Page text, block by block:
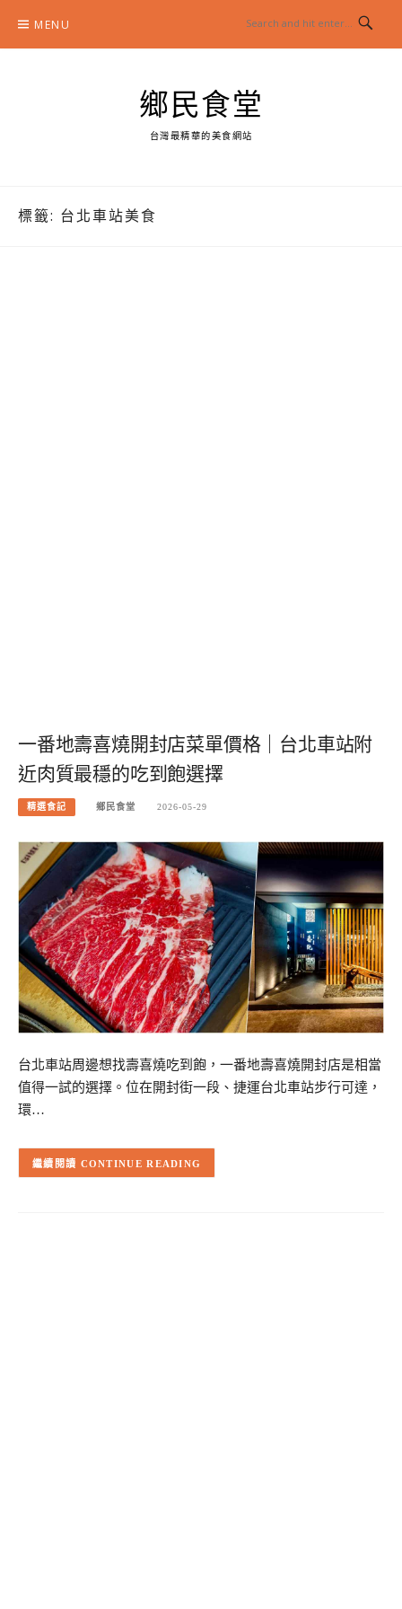
content
MENU
鄉民食堂
台灣最精華的美食網站
標籤: 台北車站美食
一番地壽喜燒開封店菜單價格｜台北車站附
近肉質最穩的吃到飽選擇
精選食記 鄉民食堂 2026-05-29
台北車站周邊想找壽喜燒吃到飽，一番地壽喜燒開封店是相當
值得一試的選擇。位在開封街一段、捷運台北車站步行可達，
環…
CONTINUE READING